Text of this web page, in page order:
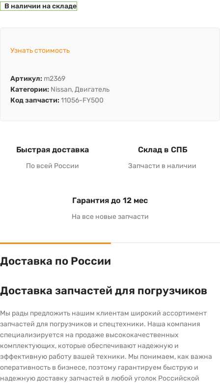
В наличии на складе
Узнать стоимость
Артикул: m2369
Категории: Nissan,Двигатель
Код запчасти: 11056-FY500
Быстрая доставка
По всей России
Склад в СПБ
Запчасти в наличии
Гарантия до 12 мес
На все новые запчасти
Доставка по России
Доставка запчастей для погрузчиков
Мы рады предложить нашим клиентам широкий ассортимент
запчастей для погрузчиков и спецтехники. Наша компания
специализируется на продаже высококачественных
комплектующих, которые обеспечивают надежную и
эффективную работу вашей техники. Мы понимаем, как важна
оперативность в бизнесе, поэтому гарантируем быструю и
надежную доставку запчастей в любой уголок Российской